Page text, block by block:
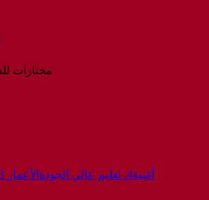
مختارات
أغنية4: تعليم عالي الجودة الأعمار 3-7